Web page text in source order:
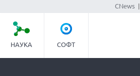
CNews|
НАУКА СОФТ